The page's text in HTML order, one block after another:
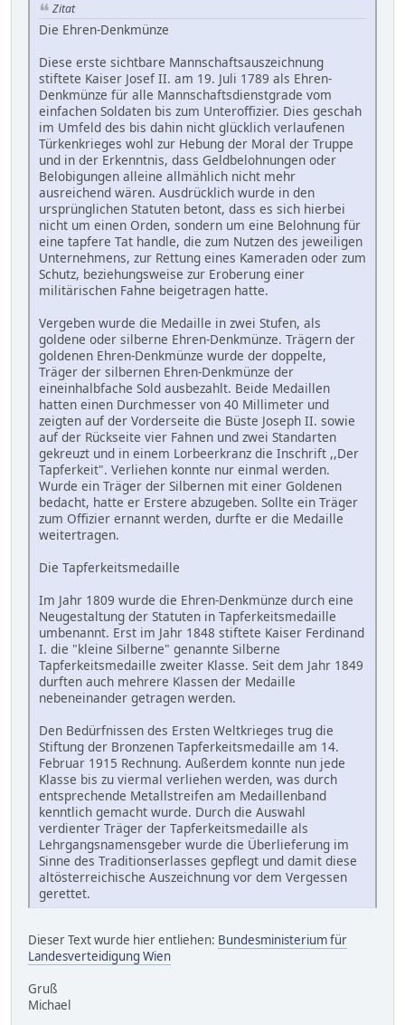
Zitat
Die Ehren-Denkmünze
Diese erste sichtbare Mannschaftsauszeichnung
stiftete Kaiser Josef II. am 19. Juli 1789 als Ehren-
Denkmünze für alle Mannschaftsdienstgrade vom
einfachen Soldaten bis zum Unteroffizier. Dies geschah
im Umfeld des bis dahin nicht glücklich verlaufenen
Türkenkrieges wohl zur Hebung der Moral der Truppe
und in der Erkenntnis, dass Geldbelohnungen oder
Belobigungen alleine allmählich nicht mehr
ausreichend wären. Ausdrücklich wurde in den
ursprünglichen Statuten betont, dass es sich hierbei
nicht um einen Orden, sondern um eine Belohnung für
eine tapfere Tat handle, die zum Nutzen des jeweiligen
Unternehmens, zur Rettung eines Kameraden oder zum
Schutz, beziehungsweise zur Eroberung einer
militärischen Fahne beigetragen hatte.
Vergeben wurde die Medaille in zwei Stufen, als
goldene oder silberne Ehren-Denkmünze. Trägern der
goldenen Ehren-Denkmünze wurde der doppelte,
Träger der silbernen Ehren-Denkmünze der
eineinhalbfache Sold ausbezahlt. Beide Medaillen
hatten einen Durchmesser von 40 Millimeter und
zeigten auf der Vorderseite die Büste Joseph II. sowie
auf der Rückseite vier Fahnen und zwei Standarten
gekreuzt und in einem Lorbeerkranz die Inschrift ,,Der
Tapferkeit". Verliehen konnte nur einmal werden.
Wurde ein Träger der Silbernen mit einer Goldenen
bedacht, hatte er Erstere abzugeben. Sollte ein Träger
zum Offizier ernannt werden, durfte er die Medaille
weitertragen.
Die Tapferkeitsmedaille
Im Jahr 1809 wurde die Ehren-Denkmünze durch eine
Neugestaltung der Statuten in Tapferkeitsmedaille
umbenannt. Erst im Jahr 1848 stiftete Kaiser Ferdinand
I. die "kleine Silberne" genannte Silberne
Tapferkeitsmedaille zweiter Klasse. Seit dem Jahr 1849
durften auch mehrere Klassen der Medaille
nebeneinander getragen werden.
Den Bedürfnissen des Ersten Weltkrieges trug die
Stiftung der Bronzenen Tapferkeitsmedaille am 14.
Februar 1915 Rechnung. Außerdem konnte nun jede
Klasse bis zu viermal verliehen werden, was durch
entsprechende Metallstreifen am Medaillenband
kenntlich gemacht wurde. Durch die Auswahl
verdienter Träger der Tapferkeitsmedaille als
Lehrgangsnamensgeber wurde die Überlieferung im
Sinne des Traditionserlasses gepflegt und damit diese
altösterreichische Auszeichnung vor dem Vergessen
gerettet.
Dieser Text wurde hier entliehen: Bundesministerium für
Landesverteidigung Wien
Gruß
Michael